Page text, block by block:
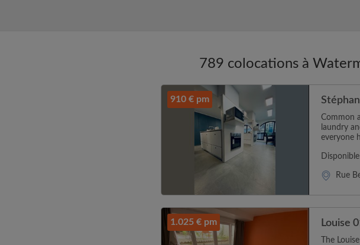
789 colocations à
910 € pm
Common
laundry
everyone
Rue
1.025 € pm Louise
The